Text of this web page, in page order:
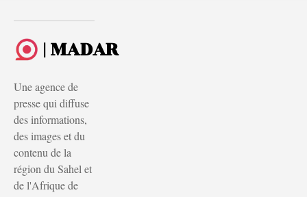
| MADAR
Une agence de
presse qui diffuse
des informations,
des images et du
contenu de la
région du Sahel et
de l'Afrique de